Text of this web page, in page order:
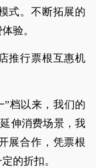
式。不断拓展的
验。
推行票根互惠机
”档以来，我们的
伸消费场景，我
展合作，凭票根
的折扣。